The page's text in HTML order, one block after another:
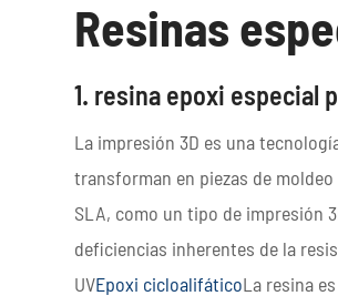
Resinas
1. resina epoxi especial
La impresión 3D es una
transforman en piezas de
SLA, como un tipo de impresión
deficiencias inherentes de la
UVEpoxi cicloalifáticoLa resina